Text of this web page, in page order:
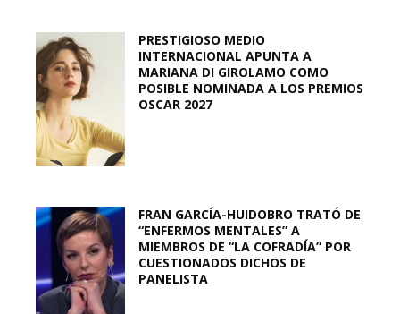
PRESTIGIOSO MEDIO
INTERNACIONAL APUNTA A
MARIANA DI GIROLAMO COMO
POSIBLE NOMINADA A LOS PREMIOS
OSCAR 2027
FRAN GARCÍA-HUIDOBRO TRATÓ DE
“ENFERMOS MENTALES” A
MIEMBROS DE “LA COFRADÍA” POR
CUESTIONADOS DICHOS DE
PANELISTA